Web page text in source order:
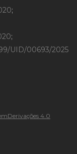
;
;
UID/00693/2025
4.0